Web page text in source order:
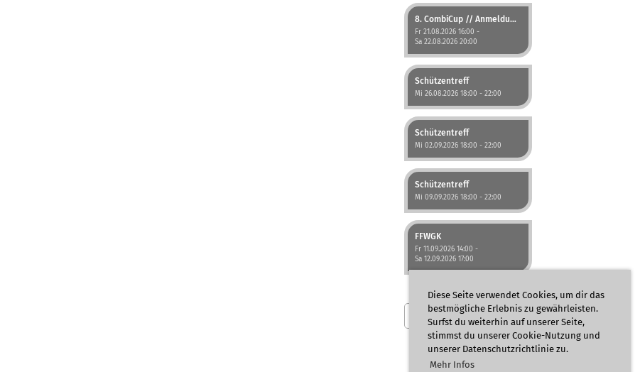
Diese Seite verwendet Cookies, um dir das
bestmögliche Erlebnis zu gewährleisten.
Surfst du weiterhin auf unserer Seite,
stimmst du unserer Cookie-Nutzung und
unserer Datenschutzrichtlinie zu.
Mehr Infos
8. CombiCup // Anmeldung jetzt möglich!
Fr 21.08.2026 16:00 -
Sa 22.08.2026 20:00
Schützentreff
Mi 26.08.2026 18:00 - 22:00
Schützentreff
Mi 02.09.2026 18:00 - 22:00
Schützentreff
Mi 09.09.2026 18:00 - 22:00
FFWGK
Fr 11.09.2026 14:00 -
Sa 12.09.2026 17:00
Weitere Einträge